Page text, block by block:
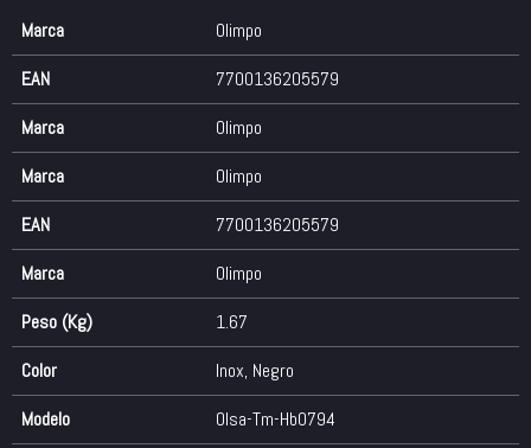
Marca
Olimpo
EAN
7700136205579
Marca
Olimpo
Marca
Olimpo
EAN
7700136205579
Marca
Olimpo
Peso (Kg)
1.67
Color
Inox, Negro
Modelo
Olsa-Tm-Hb0794